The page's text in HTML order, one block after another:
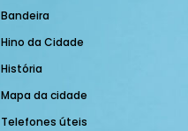
Bandeira
Hino da Cidade
História
Mapa da cidade
Telefones úteis